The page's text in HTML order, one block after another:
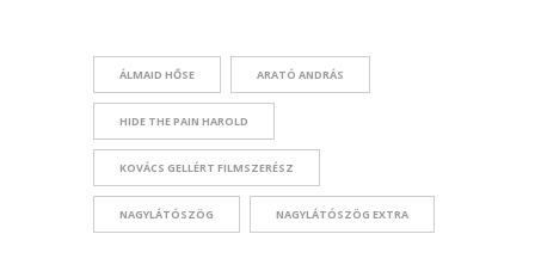
ÁLMAID HŐSE ARATÓ ANDRÁS
HIDE THE PAIN HAROLD
KOVÁCS GELLÉRT FILMSZERÉSZ
NAGYLÁTÓSZÖG NAGYLÁTÓSZÖG EXTRA